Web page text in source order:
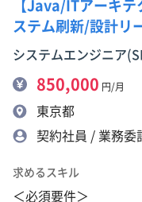
【Java/ITアーキテ
ステム刷新/設計リ
システムエンジニア
850,000 円/月
東京都
契約社員 / 業務委
求めるスキル
＜必須要件＞